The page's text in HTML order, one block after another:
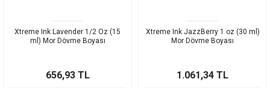
Xtreme Ink Lavender 1/2 Oz (15
ml) Mor Dövme Boyası
656,93 TL
Xtreme Ink JazzBerry 1 oz (30 ml)
Mor Dövme Boyası
1.061,34 TL